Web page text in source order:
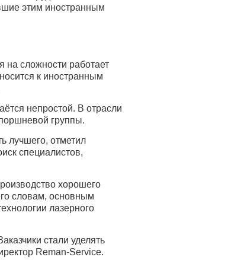
этим иностранным
на сложности работает
к иностранным
непростой. В отрасли
группы.
лучшего, отметил
специалистов,
хорошего
словам, основным
лазерного
стали уделять
Reman-Service.